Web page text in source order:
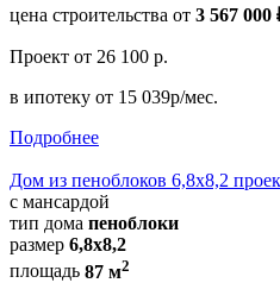
цена строительства от 3 567 000
Проект от 26 100 р.
в ипотеку от 15 039р/мес.
Подробнее
Дом из пеноблоков 6,8х8,2
с мансардой
тип дома пеноблоки
размер 6,8х8,2
площадь 87 м2